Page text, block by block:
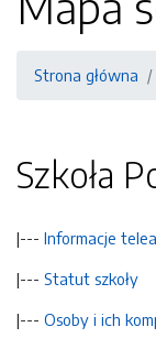
Strona główna
Szkoła
|--- Informacje
|--- Statut szkoły
|--- Osoby i ich